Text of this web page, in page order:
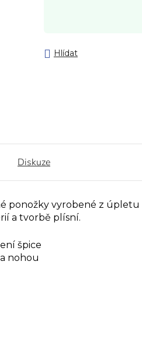
Hlídat
Diskuze
ponožky vyrobené z úpletu
a tvorbě plísní.
špice
nohou